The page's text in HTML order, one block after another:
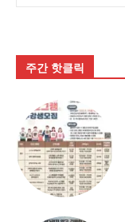
주간 핫클릭